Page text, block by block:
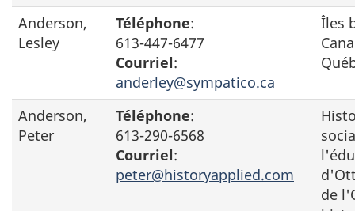
Anderson,
Lesley
Téléphone:
613-447-6477
Courriel:
anderley@sympatico.ca
Îles
Anderson,
Peter
Téléphone:
613-290-6568
Courriel:
peter@historyapplied.com
de